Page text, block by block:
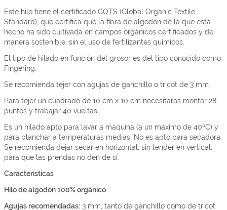
Este hilo tiene el certificado GOTS (Global Organic Textile
Standard), que certifica que la fibra de algodón de la que está
hecho ha sido cultivada en campos orgánicos certificados y de
manera sostenible, sin el uso de fertilizantes químicos.
El tipo de hilado en función del grosor es del tipo conocido como
Fingering.
Se recomienda tejer con agujas de ganchillo o tricot de 3 mm.
Para tejer un cuadrado de 10 cm x 10 cm necesitarás montar 28
puntos y trabajar 40 vueltas.
Es un hilado apto para lavar a máquina (a un máximo de 40ºC) y
para planchar a temperaturas medias. No es apto para secadora.
Se recomienda dejar secar en horizontal, sin tender en vertical,
para que las prendas no den de sí.
Características
Hilo de algodón 100% orgánico
Agujas recomendadas: 3 mm, tanto de ganchillo como de tricot